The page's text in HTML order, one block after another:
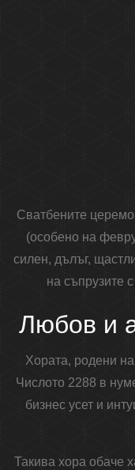
Сватбените
(особено на
силен, дълъг,
на съпрузите
Любов и
Хората, родени
Числото 2288 в
бизнес усет и
Такива хора обаче